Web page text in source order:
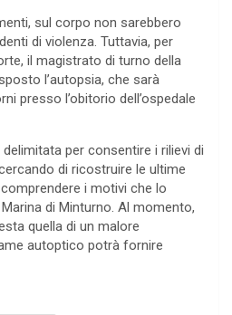
sul corpo non sarebbero
di violenza. Tuttavia, per
il magistrato di turno della
l’autopsia, che sarà
presso l’obitorio dell’ospedale
delimitata per consentire i rilievi di
di ricostruire le ultime
i motivi che lo
di Minturno. Al momento,
quella di un malore
autoptico potrà fornire